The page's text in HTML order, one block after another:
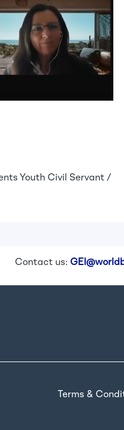
Youth Civil Servant /
Contact us:
Terms &